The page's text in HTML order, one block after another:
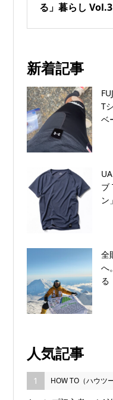
る」暮らし Vol.3
新着記事
T
ベ
ブ
ン
全
へ
る
人気記事
1 HOW TO（ハウツー